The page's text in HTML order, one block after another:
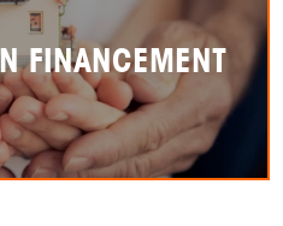
FINANCEMENT